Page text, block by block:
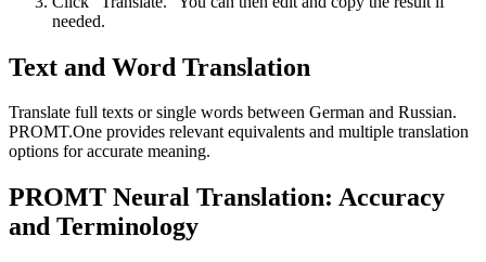
needed.
Text and Word Translation
Translate full texts or single words between German and Russian.
PROMT.One provides relevant equivalents and multiple translation
options for accurate meaning.
PROMT Neural Translation: Accuracy
and Terminology